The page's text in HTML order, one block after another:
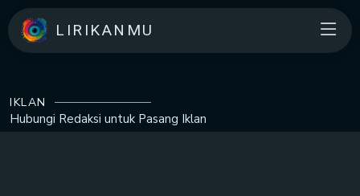
LIRIKANMU
IKLAN
Hubungi Redaksi untuk Pasang Iklan